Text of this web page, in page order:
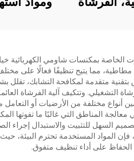
L10plus/
بمكنسات شاومي الكهربائية
مطاطية، مما يتيح تنظيفًا فعالًا على
بتقنية متقدمة لمكافحة التشابك،
التشغيلي. وتتكيف آلية الفرشاة
أنواع مختلفة من الأرضيات أو
معالجة المناطق التي غالبًا ما تفوتها
السهل للتثبيت والاستبدال
فإن المواد المستخدمة تحترم البيئة،
الحفاظ على أداء تنظيف متفوق.